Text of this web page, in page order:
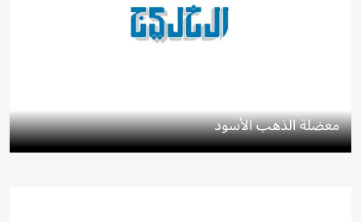
معضلة الذهب الأسود